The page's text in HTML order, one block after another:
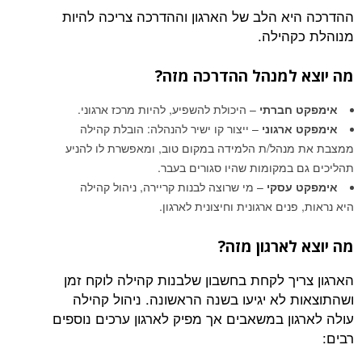
ההדרכה היא הלב של הארגון וההדרכה צריכה להיות
מנוהלת כקהילה.
מה יוצא למנהל ההדרכה מזה?
אימפקט חברתי – היכולת להשפיע, להיות מרכז ארגוני.
אימפקט ארגוני – ייצור קו ישיר להנהלה: הובלת קהילה
ממצבת את מנהל/ת הלמידה במקום טוב, ומאפשרת לו להניע
תהליכים גם במקומות שהיו סגורים בעבר.
אימפקט עסקי – מי שרוצה לבנות קריירה, ניהול קהילה
היא נראות, פנים ארגונית וחיצונית לארגון.
מה יוצא לארגון מזה?
הארגון צריך לקחת בחשבון שלבנות קהילה לוקח זמן
ושהתוצאות לא יגיעו בשנה הראשונה. ניהול קהילה
עולה לארגון במשאבים אך מפיק לארגון ערכים נוספים
רבים: